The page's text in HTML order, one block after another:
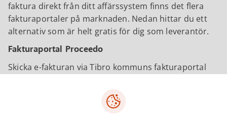
faktura direkt från ditt affärssystem finns det flera
fakturaportaler på marknaden. Nedan hittar du ett
alternativ som är helt gratis för dig som leverantör.
Fakturaportal Proceedo
Skicka e-fakturan via Tibro kommuns fakturaportal
obegränsat antal fakturor till Tibro kommun och
andra kunder som använder systemet Proceedo.